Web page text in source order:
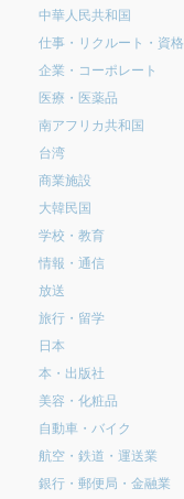
中華人民共和国
仕事・リクルート・資格
企業・コーポレート
医療・医薬品
南アフリカ共和国
台湾
商業施設
大韓民国
学校・教育
情報・通信
放送
旅行・留学
日本
本・出版社
美容・化粧品
自動車・バイク
航空・鉄道・運送業
銀行・郵便局・金融業